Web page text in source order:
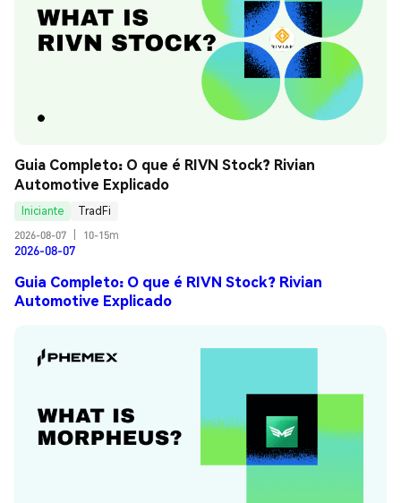
Guia Completo: O que é RIVN Stock? Rivian
Automotive Explicado
Iniciante
TradFi
2026-08-07
10-15m
2026-08-07
Guia Completo: O que é RIVN Stock? Rivian
Automotive Explicado